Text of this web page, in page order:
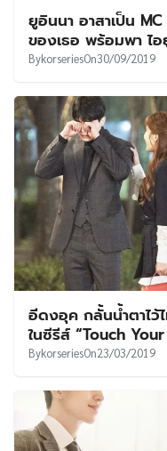
ยูอินนา อาสาเป็น
ของเธอ พร้อมพา ไ
BykorseriesOn30/09/2019
อีดงอุค กลั้นน้ำตาไว้
ในซีรีส์ “Touch
BykorseriesOn23/03/2019